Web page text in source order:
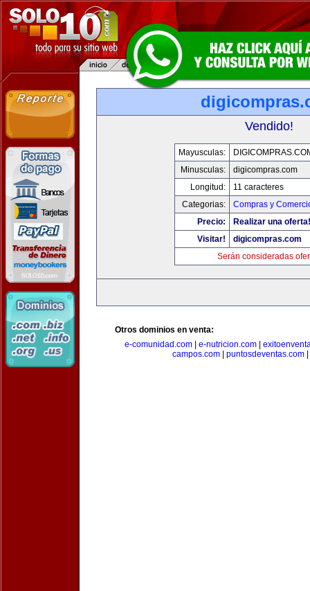
Vendido!
Mayusculas:
Minusculas:
digicompras.com
Longitud:
11 caracteres
Categorias:
Compras y
Precio:
Realizar una oferta!
Visitar!
digicompras.com
Serán consideradas
Otros dominios en venta:
e-comunidad.com
e-nutricion.com
campos.com| puntosdeventas.com|